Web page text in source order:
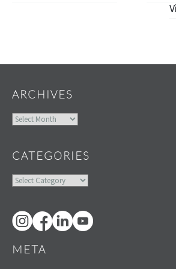
ARCHIVES
Archives
CATEGORIES
Categories
META